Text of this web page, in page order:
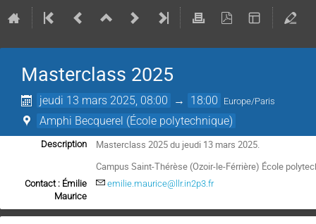
Masterclass 2025
jeudi 13 mars 2025, 08:00 → 18:00 Europe/Paris
Amphi Becquerel (École polytechnique)
Description
Masterclass 2025 du jeudi 13 mars 2025.
Campus Saint-Thérèse (Ozoir-le-Férrière) École
Contact : Émilie
Maurice
emilie.maurice@llr.in2p3.fr